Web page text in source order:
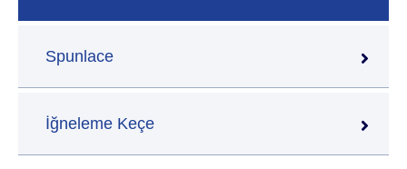
Spunlace
İğneleme Keçe